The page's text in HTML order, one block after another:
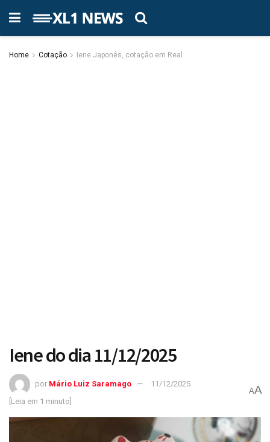
Home Cotação Iene Japonês, cotação em Real
Iene do dia 11/12/2025
por Mário Luiz Saramago
11/12/2025
[Leia em 1 minuto]
AA